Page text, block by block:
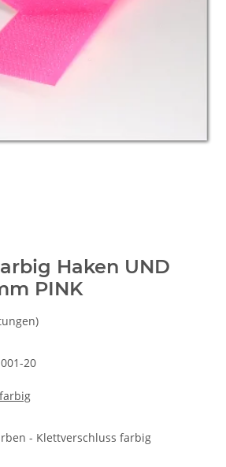
Haken UND
PINK
20
- Klettverschluss farbig